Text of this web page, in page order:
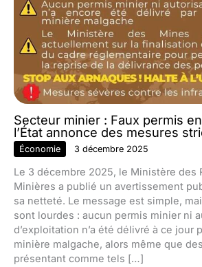
Secteur minier : Faux permis
l’État annonce des mesures
Économie 3 décembre 2025
Le 3 décembre 2025, le Ministère des
Minières a publié un avertissement
sa netteté. Le message est simple,
sont lourdes : aucun permis minier ni
d’exploitation n’a été délivré à ce jour
minière malgache, alors même que
présentant comme tels […]